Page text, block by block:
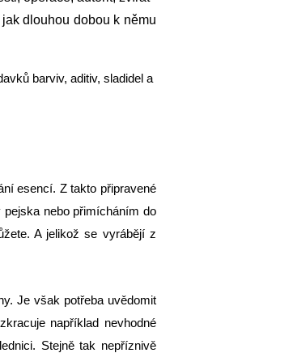
dlouhou dobou k němu
barviv, aditiv, sladidel a
esencí. Z takto připravené
nebo přimícháním do
A jelikož se vyrábějí z
Je však potřeba uvědomit
například nevhodné
Stejně tak nepříznivě